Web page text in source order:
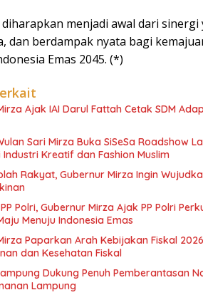
menjadi awal dari
dan berdampak nyata bagi
Emas 2045. (*)
Ajak IAI Darul Fattah Cetak SDM
Sari Mirza Buka SiSeSa Roadshow
Kreatif dan Fashion Muslim
Rakyat, Gubernur Mirza Ingin
Polri, Gubernur Mirza Ajak PP Polri
Menuju Indonesia Emas
Paparkan Arah Kebijakan Fiskal
dan Kesehatan Fiskal
Dukung Penuh Pemberantasan
Lampung